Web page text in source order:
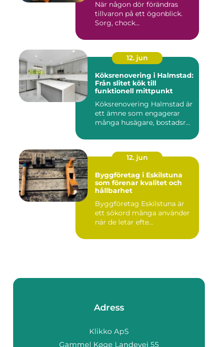
När någon dör förändras
tillvaron på ett ögonblick.
Sorg, chock...
12. jun
Köksrenovering i Halmstad:
Från slitet kök till
funktionell mittpunkt
Köksrenovering Halmstad är
ett ämne som engagerar
många husägare, bostadsr...
12. jun
Byggföretag i Eskilstuna
som förenar kvalitet och
hållbarhet
Byggföretag Eskilstuna är
ett sökord många använder
när de letar efte...
Adress